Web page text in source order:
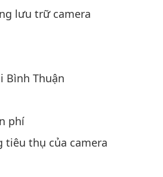
lưu trữ camera
Bình Thuận
phí
tiêu thụ của camera